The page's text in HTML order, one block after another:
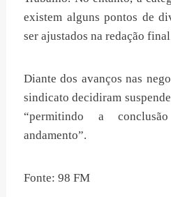
existem alguns pontos de
ser ajustados na redação
Diante dos avanços nas
sindicato decidiram
“permitindo a
andamento”.
Fonte: 98 FM